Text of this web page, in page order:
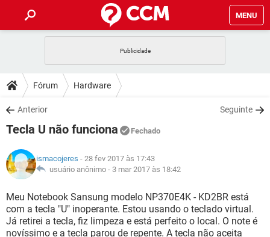
MENU
CELULAR
OUTLOOK
INSTAGRAM GMAIL
GUIA DE COMPRAS
DICAS
JOGOS
INSTAGRAM GMAIL
GUIA DE COMPRAS
DOWNLOADS
JOGOS WHATSAPP
CELULAR
OUTLOOK EXCEL
INSTAGRAM GMAIL
GUIA DE COMPRAS
JOGOS WHATSAPP
CELULAR
OUTLOOK EXCEL
INSTAGRAM GMAIL
GLOSSÁRIO
JOGOS WHATSAPP
CELULAR FACEBOOK
OUTLOOK EXCEL
Fórum Hardware
Anterior Seguinte
Tecla U não funciona Fechado
ismacojeres - 28 fev 2017 às 17:43
usuário anônimo - 3 mar 2017 às 18:42
Meu Notebook Sansung modelo NP370E4K - KD2BR está
com a tecla "U" inoperante. Estou usando o teclado virtual.
Já retirei a tecla, fiz limpeza e está perfeito o local. O note é
novíssimo e a tecla parou de repente. A tecla não aceita